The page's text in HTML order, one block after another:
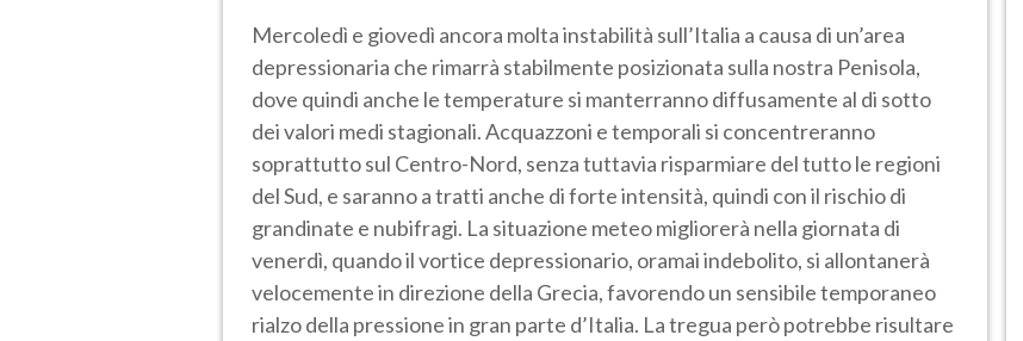
Mercoledì e giovedì ancora molta instabilità sull’Italia a causa di un’area
depressionaria che rimarrà stabilmente posizionata sulla nostra Penisola,
dove quindi anche le temperature si manterranno diffusamente al di sotto
dei valori medi stagionali. Acquazzoni e temporali si concentreranno
soprattutto sul Centro-Nord, senza tuttavia risparmiare del tutto le regioni
del Sud, e saranno a tratti anche di forte intensità, quindi con il rischio di
grandinate e nubifragi. La situazione meteo migliorerà nella giornata di
venerdì, quando il vortice depressionario, oramai indebolito, si allontanerà
velocemente in direzione della Grecia, favorendo un sensibile temporaneo
rialzo della pressione in gran parte d’Italia. La tregua però potrebbe risultare